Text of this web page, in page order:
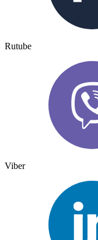
Rutube
Viber